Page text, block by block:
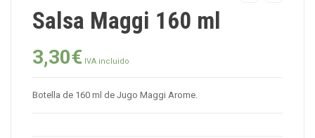
Salsa Maggi 160 ml
3,30€ IVA incluido
Botella de 160 ml de Jugo Maggi Arome.